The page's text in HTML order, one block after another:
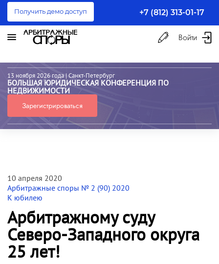
Получить демо доступ +7 (812) 313-01-17
Войти
13 ноября 2026 года | Санкт-Петербург
БОЛЬШАЯ ЮРИДИЧЕСКАЯ КОНФЕРЕНЦИЯ ПО
НЕДВИЖИМОСТИ
Зарегистрироваться
10 апреля 2020
Арбитражные споры № 2 (90) 2020
К юбилею
Арбитражному суду
Северо-Западного округа
25 лет!